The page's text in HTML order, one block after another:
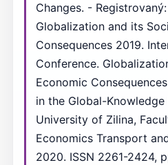
Changes. -
Globalization and its
Consequences 2019.
Conference.
Economic
in the Global-
University of Zilina,
Economics Transport
2020. ISSN 2261-2424,